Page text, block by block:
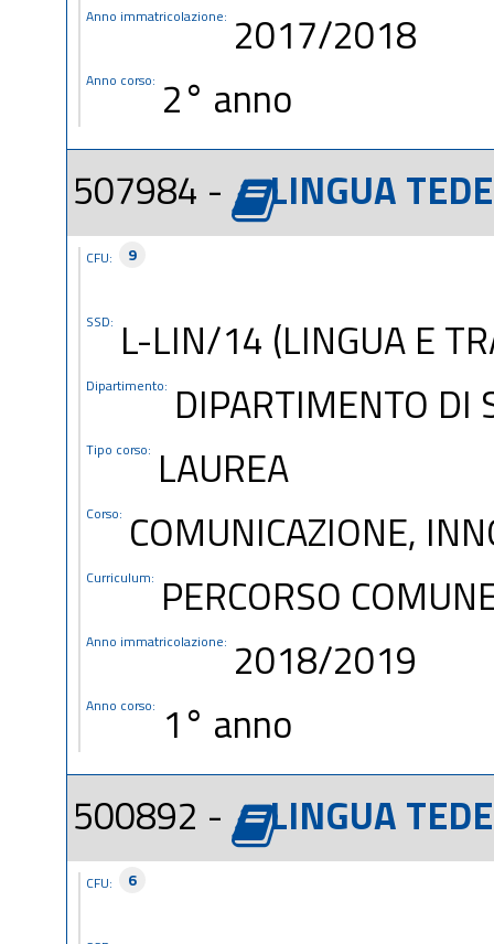
Anno immatricolazione: 2017/2018
Anno corso: 2° anno
507984 -
LINGUA
CFU: 9
SSD: L-LIN/14 (LINGUA E
Dipartimento: DIPARTIMENTO DI
Tipo corso: LAUREA
Corso: COMUNICAZIONE,
Curriculum: PERCORSO
Anno immatricolazione: 2018/2019
Anno corso: 1° anno
500892 -
LINGUA
CFU: 6